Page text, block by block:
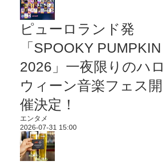
ピューロランド発
「SPOOKY PUMPKIN
2026」一夜限りのハロ
ウィーン音楽フェス開
催決定！
エンタメ
2026-07-31 15:00